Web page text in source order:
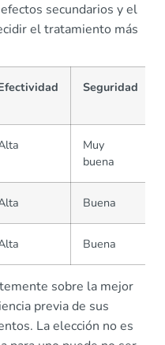
secundarios y el
el tratamiento más
Seguridad
Muy
buena
Buena
Buena
sobre la mejor
previa de sus
La elección no es